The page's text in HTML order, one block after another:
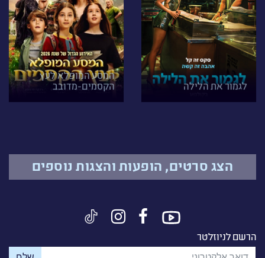
לגמור את הלילה
המסע המופלא לעץ
הקסמים-מדובב
הצג סרטים, הופעות והצגות נוספים
הרשם לניוזלטר